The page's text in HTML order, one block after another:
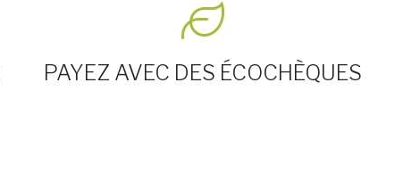
PAYEZ AVEC DES ÉCOCHÈQUES